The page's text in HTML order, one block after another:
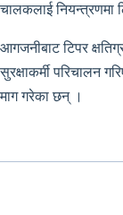
चालकलाई नियन्त्रणमा
आगजनीबाट टिपर
सुरक्षाकर्मी परिचालन
माग गरेका छन् ।